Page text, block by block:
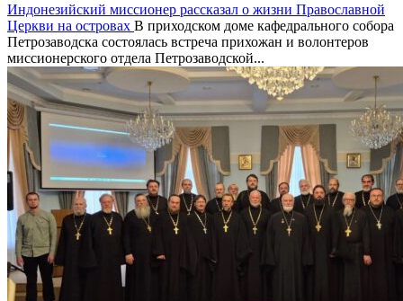
Индонезийский миссионер рассказал о жизни Православной
Церкви на островах В приходском доме кафедрального собора
Петрозаводска состоялась встреча прихожан и волонтеров
миссионерского отдела Петрозаводской...